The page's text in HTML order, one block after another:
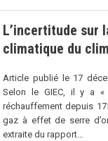
L’incertitude sur
climatique du
Article publié le 17
Selon le GIEC, il y a
réchauffement depuis
gaz à effet de serre
extraite du rapport…